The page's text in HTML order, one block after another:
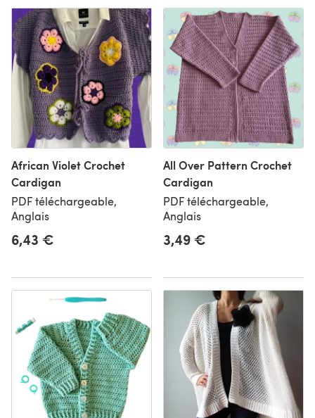
African Violet Crochet
Cardigan
PDF téléchargeable,
Anglais
6,43 €
All Over Pattern Crochet
Cardigan
PDF téléchargeable,
Anglais
3,49 €